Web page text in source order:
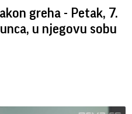
greha - Petak, 7.
u njegovu sobu